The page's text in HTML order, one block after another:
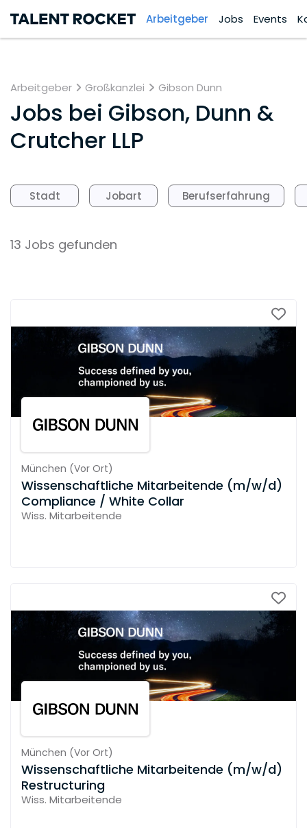
Arbeitgeber Jobs Events
Arbeitgeber Großkanzlei Gibson Dunn
Jobs bei Gibson, Dunn &
Crutcher LLP
Stadt Jobart Berufserfahrung
13 Jobs gefunden
München (Vor Ort)
Wissenschaftliche Mitarbeitende (m/w/d)
Compliance / White Collar
Wiss. Mitarbeitende
München (Vor Ort)
Wissenschaftliche Mitarbeitende (m/w/d)
Restructuring
Wiss. Mitarbeitende